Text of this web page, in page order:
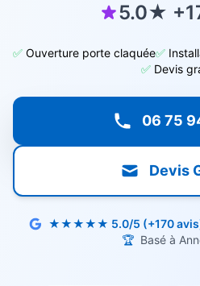
5.0★
✅ Ouverture porte claquée✅
✅ Devis
06 75
Devis
★★★★★ 5.0/5 (+170
🏆 Basé à